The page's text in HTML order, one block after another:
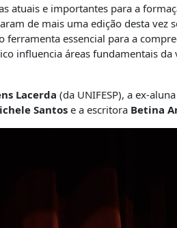
atuais e importantes para a
de mais uma edição desta vez
essencial para a
influencia áreas fundamentais
Lacerda (da UNIFESP), a ex-aluna
Santose a escritora Betina